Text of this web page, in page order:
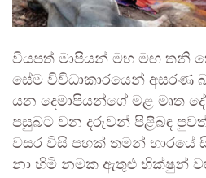
වියපත් මාපියන් මහ මඟ තනි
සේම විවිධාකාරයෙන් අසරණ
යන දෙමාපියන්ගේ මළ මෘත
පසුබට වන දරුවන් පිළිබඳ
වසර විසි පහක් තමන් භාරයේ
නා හිමි නමක ඇතුළු භික්ෂුන්